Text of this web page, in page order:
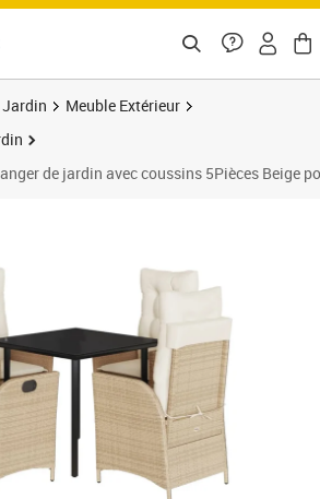
Jardin
Meuble Extérieur
de jardin avec coussins 5Pièces Beige